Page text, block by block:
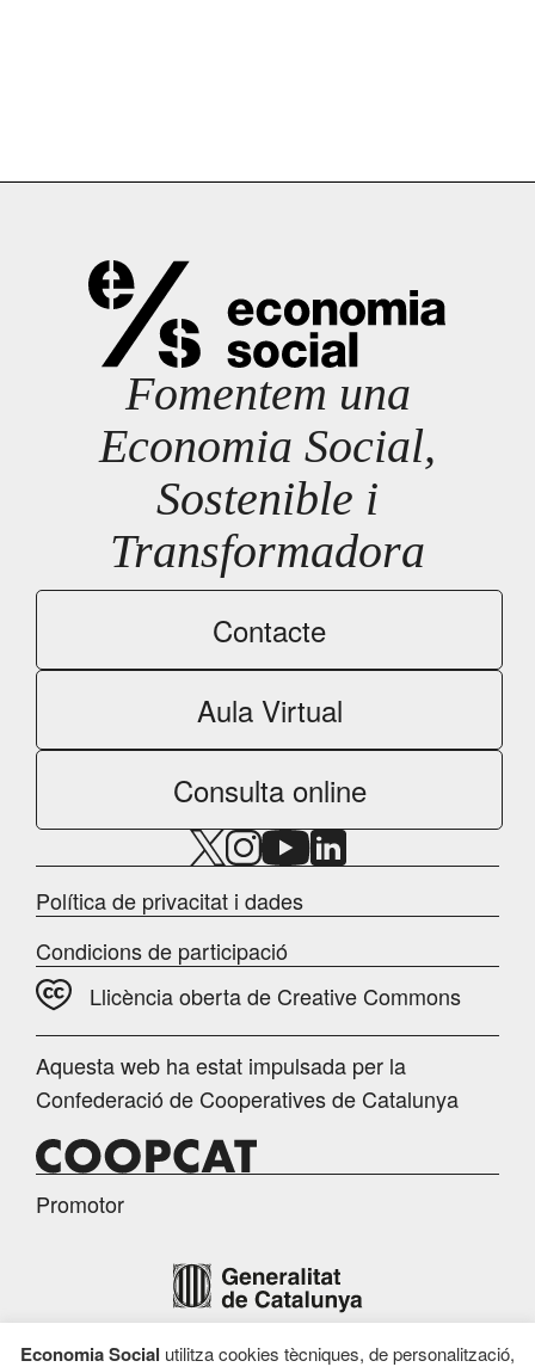
Fomentem una
Economia Social,
Sostenible i
Transformadora
Contacte
Aula Virtual
Consulta online
Política de privacitat i dades
Condicions de participació
Llicència oberta de Creative Commons
Aquesta web ha estat impulsada per la
Confederació de Cooperatives de Catalunya
Promotor
Economia Social utilitza cookies tècniques, de personalització,